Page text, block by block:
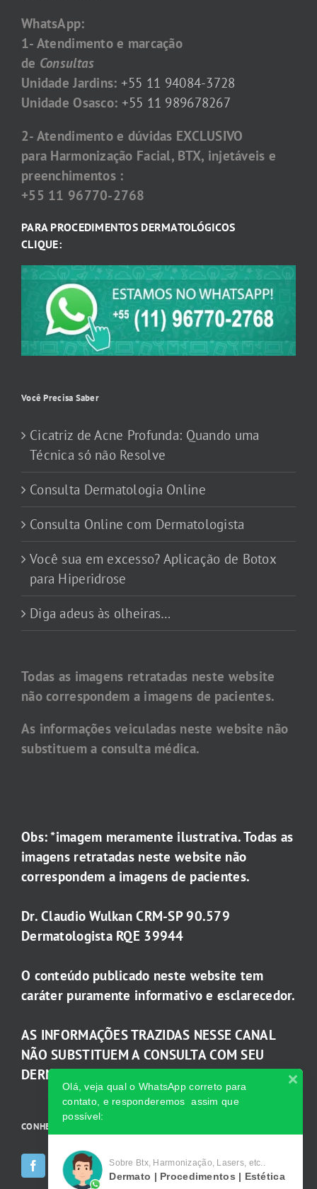
WhatsApp:
1- Atendimento e marcação
de Consultas
Unidade Jardins: +55 11 94084-3728
Unidade Osasco: +55 11 989678267
2- Atendimento e dúvidas EXCLUSIVO
para Harmonização Facial, BTX, injetáveis e
preenchimentos :
+55 11 96770-2768
PARA PROCEDIMENTOS DERMATOLÓGICOS
CLIQUE:
Você Precisa Saber
Cicatriz de Acne Profunda: Quando uma
Técnica só não Resolve
Consulta Dermatologia Online
Consulta Online com Dermatologista
Você sua em excesso? Aplicação de Botox
para Hiperidrose
Diga adeus às olheiras…
Todas as imagens retratadas neste website
não correspondem a imagens de pacientes.
As informações veiculadas neste website não
substituem a consulta médica.
Obs: *imagem meramente ilustrativa. Todas as
imagens retratadas neste website não
correspondem a imagens de pacientes.
Dr. Claudio Wulkan CRM-SP 90.579
Dermatologista RQE 39944
O conteúdo publicado neste website tem
caráter puramente informativo e esclarecedor.
AS INFORMAÇÕES TRAZIDAS NESSE CANAL
NÃO SUBSTITUEM A CONSULTA COM SEU
DERMATOLOGISTA.
CONHEÇA AS INCRÍVEIS Redes Sociais da Clínica
Olá, veja qual o WhatsApp correto para
contato, e responderemos assim que
possível:
Sobre Btx, Harmonização, Lasers, etc..
Dermato | Procedimentos | Estética